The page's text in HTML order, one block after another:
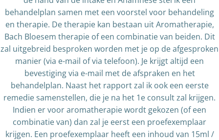
behandelplan samen met een voorstel voor behandeling
en therapie. De therapie kan bestaan uit Aromatherapie,
Bach Bloesem therapie of een combinatie van beiden. Dit
zal uitgebreid besproken worden met je op de afgesproken
manier (via e-mail of via telefoon). Je krijgt altijd een
bevestiging via e-mail met de afspraken en het
behandelplan. Naast het rapport zal ik ook een eerste
remedie samenstellen, die je na het 1e consult zal krijgen.
Indien er voor aromatherapie wordt gekozen (of een
combinatie van) dan zal je eerst een proefexemplaar
krijgen. Een proefexemplaar heeft een inhoud van 15ml /